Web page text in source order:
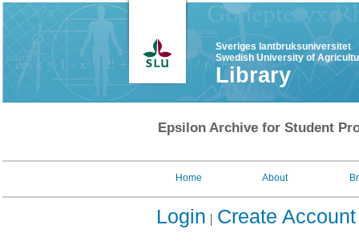
Sveriges lantbruksuniversitet
Swedish University of
Library
Epsilon Archive for Student
Home About
Login Create Account